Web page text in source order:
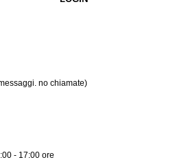
no chiamate)
- 17:00 ore